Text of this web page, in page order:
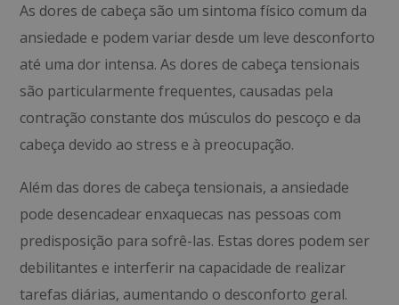
As dores de cabeça são um sintoma físico comum da
ansiedade e podem variar desde um leve desconforto
até uma dor intensa. As dores de cabeça tensionais
são particularmente frequentes, causadas pela
contração constante dos músculos do pescoço e da
cabeça devido ao stress e à preocupação.
Além das dores de cabeça tensionais, a ansiedade
pode desencadear enxaquecas nas pessoas com
predisposição para sofrê-las. Estas dores podem ser
debilitantes e interferir na capacidade de realizar
tarefas diárias, aumentando o desconforto geral.